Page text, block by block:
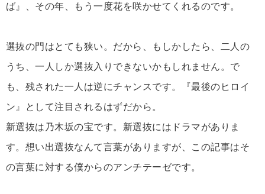
ば』、その年、もう一度花を咲かせてくれるのです。
選抜の門はとても狭い。だから、もしかしたら、二人の
うち、一人しか選抜入りできないかもしれません。で
も、残された一人は逆にチャンスです。『最後のヒロイ
ン』として注目されるはずだから。
新選抜は乃木坂の宝です。新選抜にはドラマがありま
す。想い出選抜なんて言葉がありますが、この記事はそ
の言葉に対する僕からのアンチテーゼです。